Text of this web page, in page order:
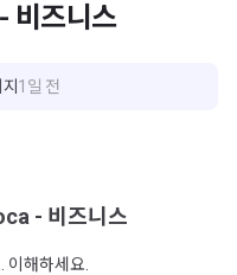
비즈니스
1일 전
- 비즈니스
이해하세요.